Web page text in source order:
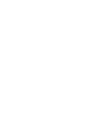
（韓國）│Park Jinhan（韓
（韓國）
（中國）│Gianluca
│Studio Pros（台灣）│Parker
Kuh（美國）│GOO CHOKI
虎設計工作室（台灣）
墨西哥）│Pràctica（西班牙）